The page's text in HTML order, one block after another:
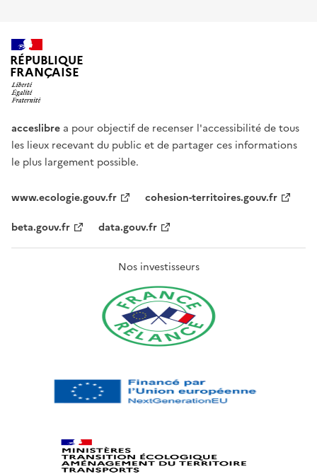
RÉPUBLIQUE
FRANÇAISE
acceslibre a pour objectif de recenser l'accessibilité de tous
les lieux recevant du public et de partager ces informations
le plus largement possible.
www.ecologie.gouv.fr
cohesion-territoires.gouv.fr
beta.gouv.fr
data.gouv.fr
Nos investisseurs